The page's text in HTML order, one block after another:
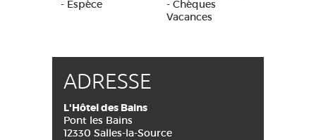
- Espèce
- Chèques
Vacances
ADRESSE
L'Hôtel des Bains
Pont les Bains
12330 Salles-la-Source